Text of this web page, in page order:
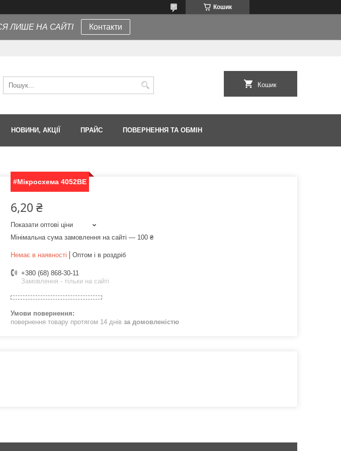
Кошик
ЛИШЕ НА САЙТІ Контакти
Кошик
НОВИНИ, АКЦІЇ ПРАЙС ПОВЕРНЕННЯ ТА ОБМІН
#Мікросхема 4052BE
6,20 ₴
Показати оптові ціни
Мінімальна сума замовлення на сайті — 100 ₴
Немає в наявності Оптом і в роздріб
+380 (68) 868-30-11
Замовлення - тільки на сайті
повернення товару протягом 14 днів за домовленістю